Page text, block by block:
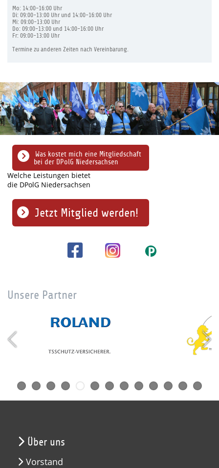
Mo: 14:00-16:00 Uhr
Di: 09:00-13:00 Uhr und 14:00-16:00 Uhr
Mi: 09:00-13:00 Uhr
Do: 09:00-13:00 und 14:00-16:00 Uhr
Fr: 09:00-13:00 Uhr
Termine zu anderen Zeiten nach Vereinbarung.
Was kostet mich eine Mitgliedschaft
bei der DPolG Niedersachsen
Welche Leistungen bietet
die DPolG Niedersachsen
Jetzt Mitglied werden!
Unsere Partner
Über uns
Vorstand